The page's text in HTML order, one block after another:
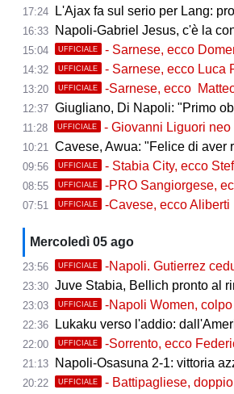
17:24 L'Ajax fa sul serio per Lang:
16:33 Napoli-Gabriel Jesus, c'è la
15:04 UFFICIALE - Sarnese, ecco
14:32 UFFICIALE - Sarnese, ecco Luca
13:20 UFFICIALE -Sarnese, ecco
12:37 Giugliano, Di Napoli: "Primo
11:28 UFFICIALE - Giovanni Liguori neo
10:21 Cavese, Awua: "Felice di aver
09:56 UFFICIALE - Stabia City, ecco
08:55 UFFICIALE -PRO Sangiorgese,
07:51 UFFICIALE -Cavese, ecco Aliberti
Mercoledì 05 ago
23:56 UFFICIALE -Napoli. Gutierrez ceduto
23:30 Juve Stabia, Bellich pronto al
23:03 UFFICIALE -Napoli Women, colpo
22:36 Lukaku verso l'addio:
22:00 UFFICIALE -Sorrento, ecco
21:13 Napoli-Osasuna 2-1: vittoria azzurra
20:22 UFFICIALE - Battipagliese, doppio